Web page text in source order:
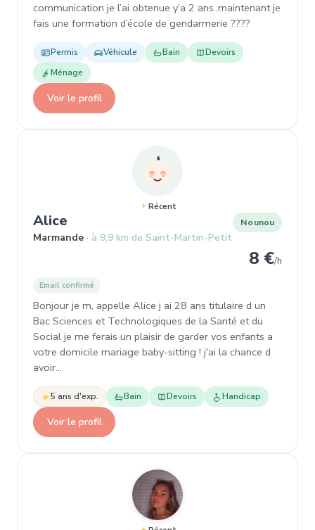
communication je l’ai obtenue y’a 2 ans..maintenant je
fais une formation d’école de gendarmerie ????
Permis Véhicule Bain
Devoirs
Ménage
Voir le profil
Récent
Alice
Marmande à 9,9 km de Saint-Martin-Petit
Nounou
8 €/h
Email confirmé
Bonjour je m, appelle Alice j ai 28 ans titulaire d un
Bac Sciences et Technologiques de la Santé et du
Social je me ferais un plaisir de garder vos enfants a
votre domicile mariage baby-sitting ! j'ai la chance d
avoir…
5 ans d'exp. Bain Devoirs Handicap
Voir le profil